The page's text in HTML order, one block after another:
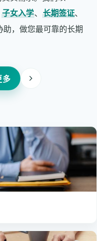
子女入学、 长期签证、
助，做您最可靠的长期
多